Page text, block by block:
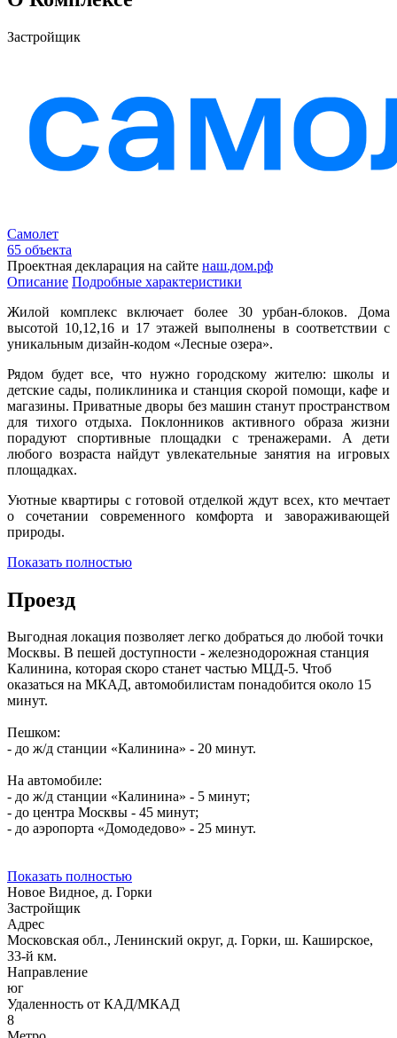
Застройщик
Самолет
65 объекта
Проектная декларация на сайте наш.дом.рф
Описание Подробные характеристики
Жилой комплекс включает более 30 урбан-блоков. Дома
высотой 10,12,16 и 17 этажей выполнены в соответствии с
уникальным дизайн-кодом «‎Лесные озера».
Рядом будет все, что нужно городскому жителю: школы и
детские сады, поликлиника и станция скорой помощи, кафе и
магазины. Приватные дворы без машин станут пространством
для тихого отдыха. Поклонников активного образа жизни
порадуют спортивные площадки с тренажерами. А дети
любого возраста найдут увлекательные занятия на игровых
площадках.
Уютные квартиры с готовой отделкой ждут всех, кто мечтает
о сочетании современного комфорта и завораживающей
природы.
Показать полностью
Проезд
Выгодная локация позволяет легко добраться до любой точки
Москвы. В пешей доступности - железнодорожная станция
Калинина, которая скоро станет частью МЦД-5. Чтоб
оказаться на МКАД, автомобилистам понадобится около 15
минут.
Пешком:
- до ж/д станции «Калинина» - 20 минут.
На автомобиле:
- до ж/д станции «Калинина» - 5 минут;
- до центра Москвы - 45 минут;
- до аэропорта «Домодедово» - 25 минут.
Показать полностью
Новое Видное, д. Горки
Застройщик
Адрес
Московская обл., Ленинский округ, д. Горки, ш. Каширское,
33-й км.
Направление
юг
Удаленность от КАД/МКАД
8